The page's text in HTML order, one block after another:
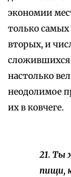
экономии
только
вторых, и
сложившихся
настолько
неодолимое
их в ковчеге.
21. Ты
пищи,